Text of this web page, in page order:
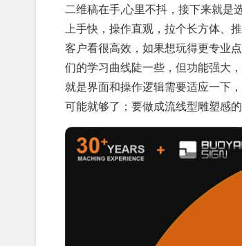
二维稿在手,心里不抖，接下来就是
上手快，操作直观，拉个长方体、
客户看很高效，如果想玩得更专业
们的学习曲线陡一些，但功能强大
就是界面和操作逻辑需要适应一下
可能就够了；要做成流线型雕塑感